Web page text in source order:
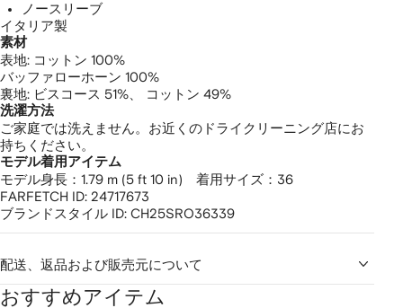
ノースリーブ
イタリア製
素材
表地: コットン 100%
バッファローホーン 100%
裏地: ビスコース 51%、
コットン 49%
洗濯方法
ご家庭では洗えません。お近くのドライクリーニング店にお
持ちください。
モデル着用アイテム
モデル身長：1.79 m (5 ft 10 in) 着用サイズ：36
FARFETCH ID: 24717673
ブランドスタイル ID: CH25SRO36339
配送、返品および販売元について
おすすめアイテム